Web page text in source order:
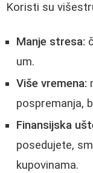
Koristi su
Manje stresa:
um.
Više vremena:
pospremanja,
Finansijska
posedujete,
kupovinama.